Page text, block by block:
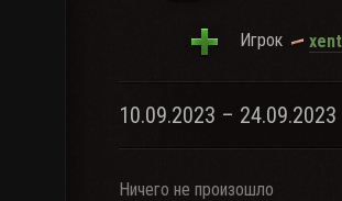
Игрок
10.09.2023 – 24.09.2023
Ничего не произошло